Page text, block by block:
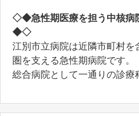
◇◆急性期医療を担う中核病
◆◇
江別市立病院は近隣市町村を
圏を支える急性期病院です。
総合病院として一通りの診療